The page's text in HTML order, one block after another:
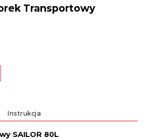
Transportowy
Instrukcja
SAILOR 80L